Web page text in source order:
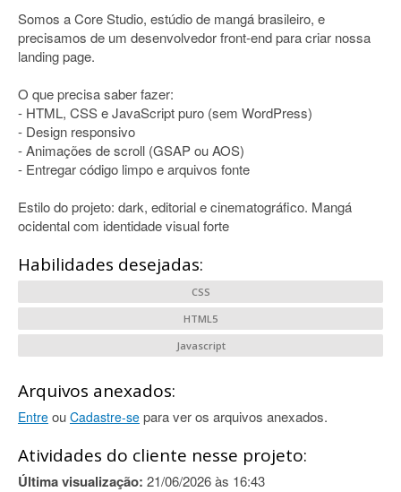
Somos a Core Studio, estúdio de mangá brasileiro, e
precisamos de um desenvolvedor front-end para criar nossa
landing page.
O que precisa saber fazer:
- HTML, CSS e JavaScript puro (sem WordPress)
- Design responsivo
- Animações de scroll (GSAP ou AOS)
- Entregar código limpo e arquivos fonte
Estilo do projeto: dark, editorial e cinematográfico. Mangá
ocidental com identidade visual forte
Habilidades desejadas:
CSS
HTML5
Javascript
Arquivos anexados:
Entre ou Cadastre-se para ver os arquivos anexados.
Atividades do cliente nesse projeto:
Última visualização: 21/06/2026 às 16:43